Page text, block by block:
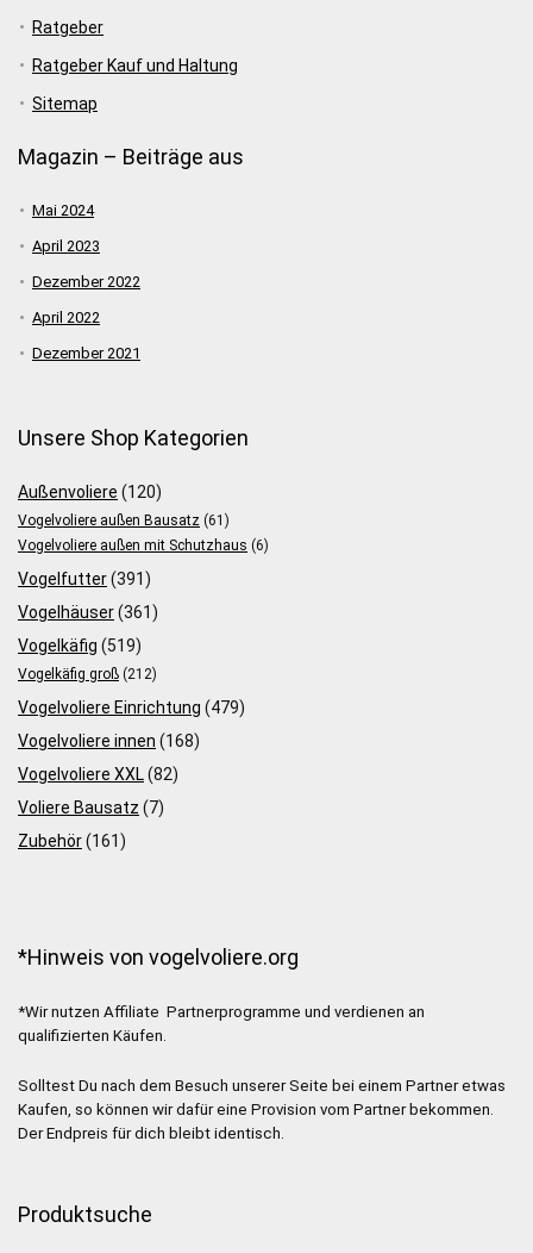
Ratgeber
Ratgeber Kauf und Haltung
Sitemap
Magazin – Beiträge aus
Mai 2024
April 2023
Dezember 2022
April 2022
Dezember 2021
Unsere Shop Kategorien
Außenvoliere (120)
Vogelvoliere außen Bausatz (61)
Vogelvoliere außen mit Schutzhaus (6)
Vogelfutter(391)
Vogelhäuser(361)
Vogelkäfig (519)
Vogelkäfig groß (212)
Vogelvoliere Einrichtung (479)
Vogelvoliere innen (168)
Vogelvoliere XXL(82)
Voliere Bausatz (7)
Zubehör(161)
*Hinweis von vogelvoliere.org
*Wir nutzen Affiliate Partnerprogramme und verdienen an
qualifizierten Käufen.
Solltest Du nach dem Besuch unserer Seite bei einem Partner etwas
Kaufen, so können wir dafür eine Provision vom Partner bekommen.
Der Endpreis für dich bleibt identisch.
Produktsuche